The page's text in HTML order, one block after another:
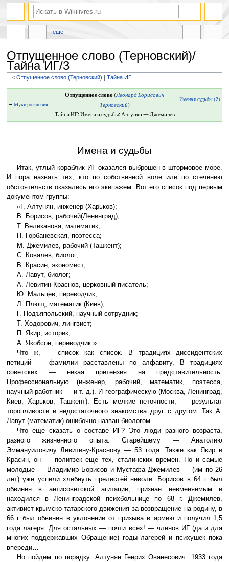
Отпущенное слово (Терновский)/
Тайна ИГ/3
<Отпущенное слово (Терновский) ‎ |Тайна ИГ
← Муки рождения
Отпущенное слово (Леонард Борисович
Терновский)
Тайна ИГ: Имена и судьбы: Алтунян — Джемилев
Имена и судьбы (2)
→
Имена и судьбы
Итак, утлый кораблик ИГ оказался выброшен в штормовое море.
И пора назвать тех, кто по собственной воле или по стечению
обстоятельств оказались его экипажем. Вот его список под первым
документом группы:
«Г. Алтунян, инженер (Харьков);
В. Борисов, рабочий(Ленинград);
Т. Великанова, математик;
Н. Горбаневская, поэтесса;
М. Джемилев, рабочий (Ташкент);
С. Ковалев, биолог;
В. Красин, экономист;
А. Лавут, биолог;
А. Левитин-Краснов, церковный писатель;
Ю. Мальцев, переводчик;
Л. Плющ, математик (Киев);
Г. Подъяпольский, научный сотрудник;
Т. Ходорович, лингвист;
П. Якир, историк;
А. Якобсон, переводчик.»
Что ж, — список как список. В традициях диссидентских
петиций — фамилии расставлены по алфавиту. В традициях
советских — некая претензия на представительность.
Профессиональную (инженер, рабочий, математик, поэтесса,
научный работник — и т. д.). И географическую (Москва, Ленинград,
Киев, Харьков, Ташкент). Есть мелкие неточности, — результат
торопливости и недостаточного знакомства друг с другом. Так А.
Лавут (математик) ошибочно назван биологом.
Что еще сказать о составе ИГ? Это люди разного возраста,
разного жизненного опыта. Старейшему — Анатолию
Эммануиловичу Левитину-Краснову — 53 года. Также как Якир и
Красин, он — политзек еще тех, сталинских времен. Но и самые
молодые — Владимир Борисов и Мустафа Джемилев — (им по 26
лет) уже успели хлебнуть прелестей неволи. Борисов в 64 г был
обвинен в антисоветской агитации, признан невменяемым и
находился в Ленинградской психбольнице по 68 г. Джемилев,
активист крымско-татарского движения за возвращение на родину, в
66 г был обвинен в уклонении от призыва в армию и получил 1,5
года лагеря. Для остальных — почти всех! — членов ИГ (да и для
многих поддержавших Обращение) годы лагерей и психушек пока
впереди…
Но пойдем по порядку. Алтунян Генрих Ованесович. 1933 года
ещё